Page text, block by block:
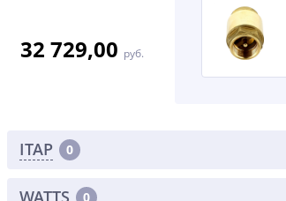
32 729,00 руб.
ITAP 0
WATTS 0